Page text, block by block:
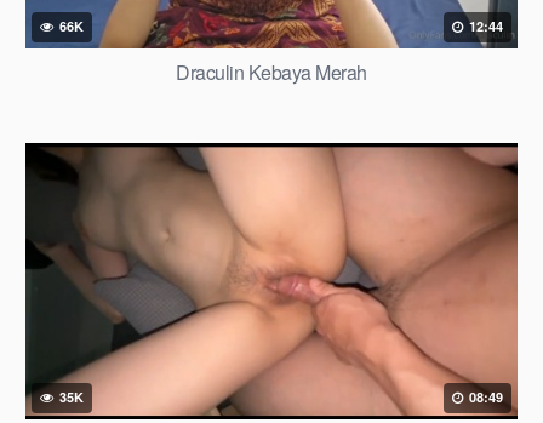
66K 12:44
Draculin Kebaya Merah
35K 08:49